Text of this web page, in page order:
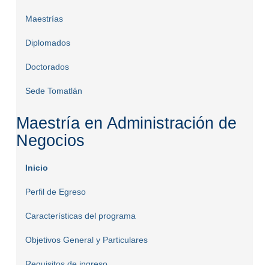
Maestrías
Diplomados
Doctorados
Sede Tomatlán
Maestría en Administración de
Negocios
Inicio
Perfil de Egreso
Características del programa
Objetivos General y Particulares